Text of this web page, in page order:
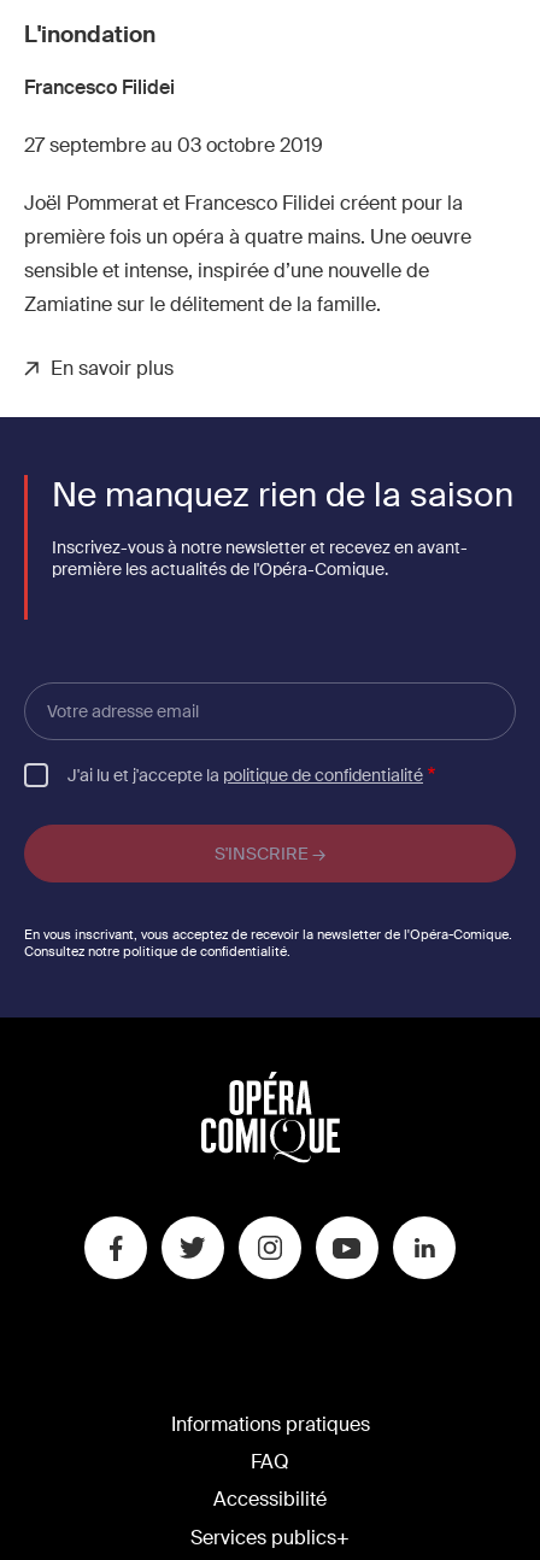
L'inondation
Francesco Filidei
27 septembre au 03 octobre 2019
Joël Pommerat et Francesco Filidei créent pour la
première fois un opéra à quatre mains. Une oeuvre
sensible et intense, inspirée d’une nouvelle de
Zamiatine sur le délitement de la famille.
En savoir plus
Ne manquez rien de la saison
Inscrivez-vous à notre newsletter et recevez en avant-
première les actualités de l'Opéra-Comique.
Votre
adresse
email
J'ai lu et j'accepte la politique de confidentialité
En vous inscrivant, vous acceptez de recevoir la newsletter de l'Opéra-Comique.
Consultez notre politique de confidentialité.
Informations pratiques
FAQ
Accessibilité
Services publics+